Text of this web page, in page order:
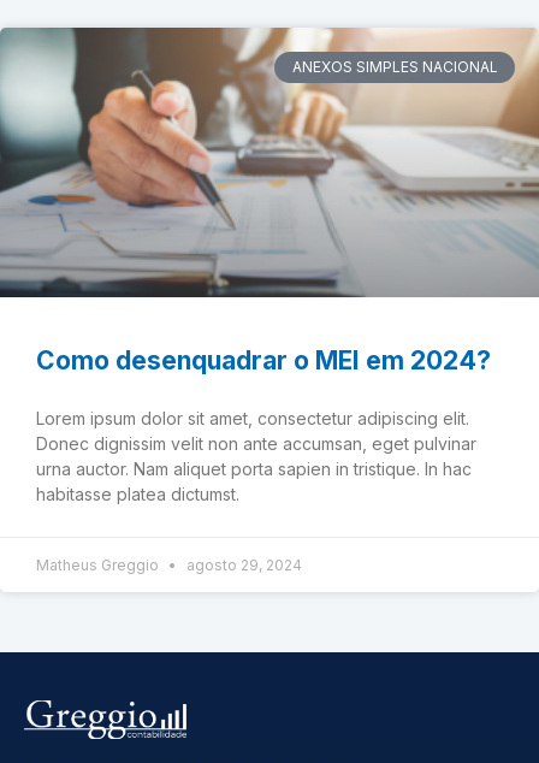
ANEXOS SIMPLES NACIONAL
Como desenquadrar o MEI em 2024?
Lorem ipsum dolor sit amet, consectetur adipiscing elit.
Donec dignissim velit non ante accumsan, eget pulvinar
urna auctor. Nam aliquet porta sapien in tristique. In hac
habitasse platea dictumst.
Matheus Greggio agosto 29, 2024